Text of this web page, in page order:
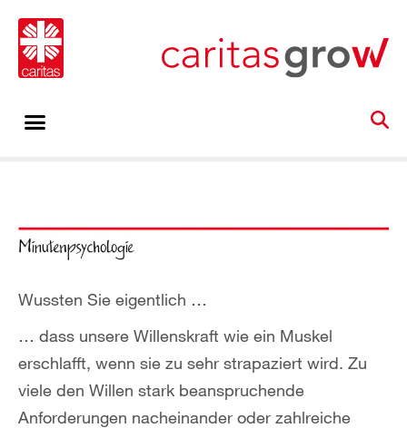
Wussten Sie eigentlich …
… dass unsere Willenskraft wie ein Muskel
erschlafft, wenn sie zu sehr strapaziert wird. Zu
viele den Willen stark beanspruchende
Anforderungen nacheinander oder zahlreiche